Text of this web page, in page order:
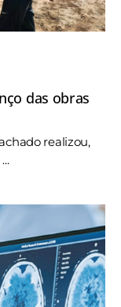
das obras
realizou,